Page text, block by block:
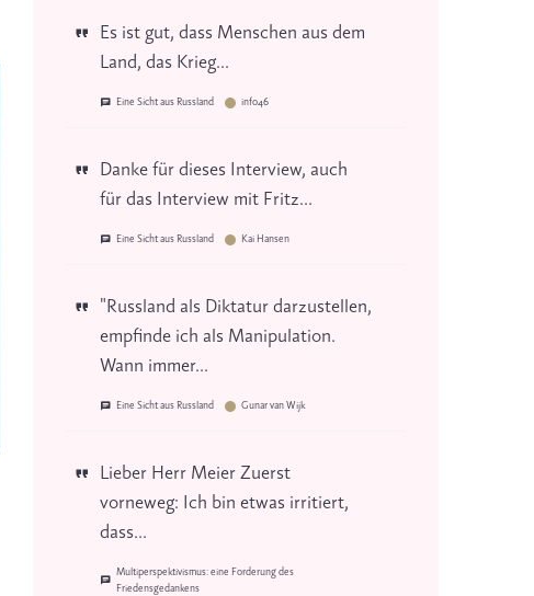
Es ist gut, dass Menschen aus dem
Land, das Krieg...
Eine Sicht aus Russland info46
Danke für dieses Interview, auch
für das Interview mit Fritz...
Eine Sicht aus Russland Kai Hansen
"Russland als Diktatur darzustellen,
empfinde ich als Manipulation.
Wann immer...
Eine Sicht aus Russland Gunar van Wijk
Lieber Herr Meier Zuerst
vorneweg: Ich bin etwas irritiert,
dass...
Multiperspektivismus: eine Forderung des
Friedensgedankens